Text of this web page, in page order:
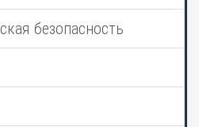
безопасность